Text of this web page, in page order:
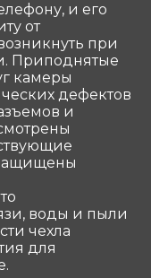
и его
от
при
Приподнятые
камеры
дефектов
и
воды и пыли
чехла
для